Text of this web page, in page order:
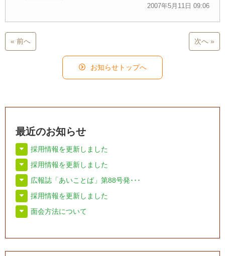
2007年5月11日 09:06
« 前へ 次へ »
お知らせトップへ
最近のお知らせ
採用情報を更新しました
採用情報を更新しました
広報誌「あいことば」第88号発･･･
採用情報を更新しました
面会方法について